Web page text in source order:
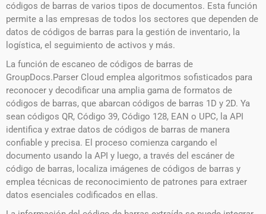
códigos de barras de varios tipos de documentos. Esta función
permite a las empresas de todos los sectores que dependen de
datos de códigos de barras para la gestión de inventario, la
logística, el seguimiento de activos y más.
La función de escaneo de códigos de barras de
GroupDocs.Parser Cloud emplea algoritmos sofisticados para
reconocer y decodificar una amplia gama de formatos de
códigos de barras, que abarcan códigos de barras 1D y 2D. Ya
sean códigos QR, Código 39, Código 128, EAN o UPC, la API
identifica y extrae datos de códigos de barras de manera
confiable y precisa. El proceso comienza cargando el
documento usando la API y luego, a través del escáner de
código de barras, localiza imágenes de códigos de barras y
emplea técnicas de reconocimiento de patrones para extraer
datos esenciales codificados en ellas.